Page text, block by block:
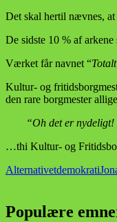
Det skal hertil nævnes, at
De sidste 10 % af
Værket får navnet “
Kultur- og
den rare borgmester
“Oh det er
…thi Kultur- og
Alternativetdemokrati
Populære